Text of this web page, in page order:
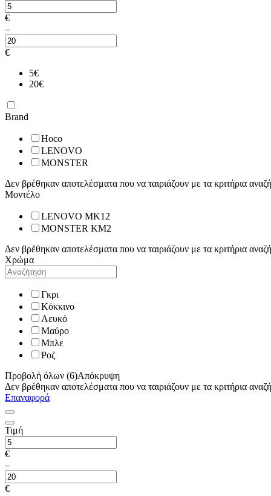
€
–
€
5€
20€
Brand
Hoco
LENOVO
MONSTER
Δεν βρέθηκαν αποτελέσματα που να ταιριάζουν με τα κριτήρια
Μοντέλο
LENOVO MK12
MONSTER KM2
Δεν βρέθηκαν αποτελέσματα που να ταιριάζουν με τα κριτήρια
Χρώμα
Γκρι
Κόκκινο
Λευκό
Μαύρο
Μπλε
Ροζ
Προβολή όλων (6)Απόκρυψη
Δεν βρέθηκαν αποτελέσματα που να ταιριάζουν με τα κριτήρια
Επαναφορά
Τιμή
€
–
€